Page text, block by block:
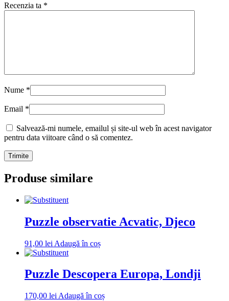
Recenzia ta *
Nume *
Email *
Salvează-mi numele, emailul și site-ul web în acest navigator
pentru data viitoare când o să comentez.
Produse similare
Puzzle observatie Acvatic, Djeco
91,00 lei Adaugă în coș
Puzzle Descopera Europa, Londji
170,00 lei Adaugă în coș